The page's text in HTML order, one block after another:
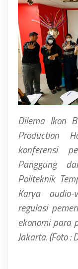
Dilema Ikon
Production
konferensi
Panggung
Politeknik
Karya
regulasi
ekonomi para
Jakarta. (Foto :